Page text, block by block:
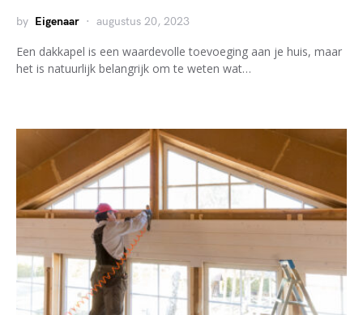
by Eigenaar augustus 20, 2023
Een dakkapel is een waardevolle toevoeging aan je huis, maar
het is natuurlijk belangrijk om te weten wat…